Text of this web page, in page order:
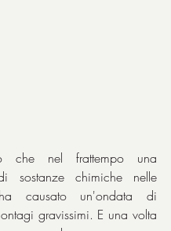
che nel frattempo una
sostanze chimiche nelle
causato un'ondata di
gravissimi. E una volta